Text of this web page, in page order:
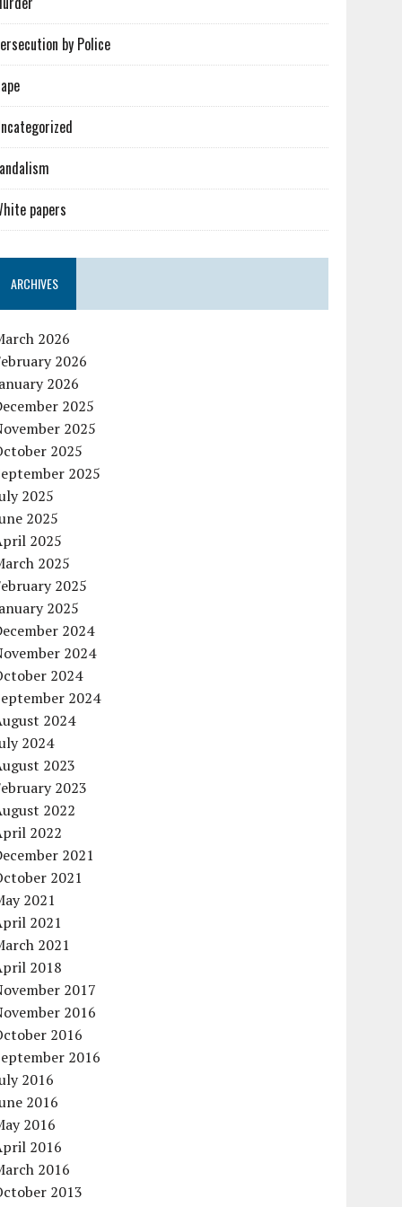
by Police
papers
ARCHIVES
2026
2026
2026
2025
2025
2025
2025
2025
2025
2025
2025
2025
2025
2024
2024
2024
2024
2024
2024
2023
2023
2022
2022
2021
2021
2021
2021
2021
2018
2017
2016
2016
2016
2016
2016
2016
2016
2016
2013